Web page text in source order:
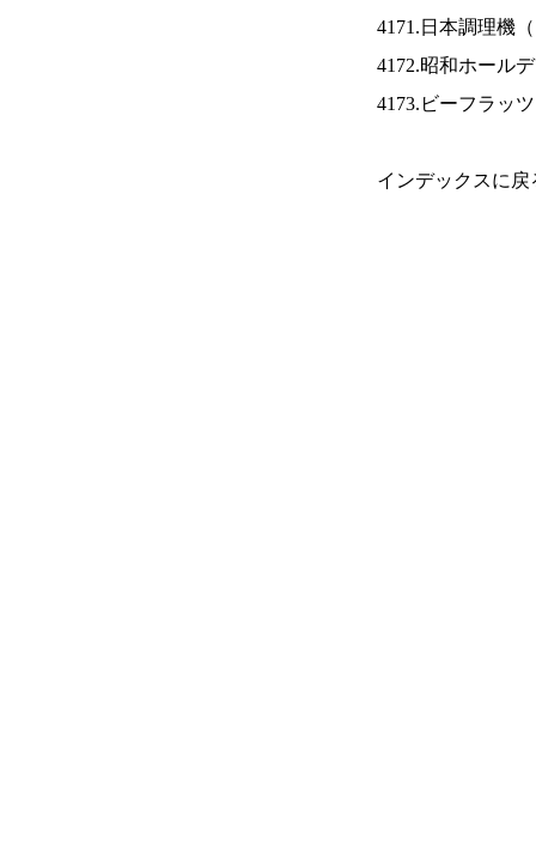
4171.日本調理機（
4172.昭和ホール
4173.ビーフラッ
インデックスに戻